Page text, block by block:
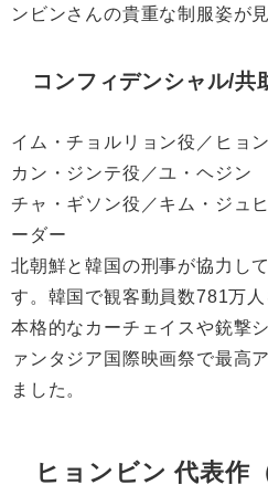
ンビンさんの貴重な制服姿が
コンフィデンシャル/
イム・チョルリョン役／ヒ
カン・ジンテ役／ユ・ヘジ
チャ・ギソン役／キム・ジ
ーダー
北朝鮮と韓国の刑事が協力し
す。韓国で観客動員数781万人
本格的なカーチェイスや銃撃
ァンタジア国際映画祭で最高
ました。
ヒョンビン 代表作